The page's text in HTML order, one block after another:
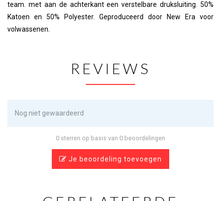
team. met aan de achterkant een verstelbare druksluiting. 50%
Katoen en 50% Polyester. Geproduceerd door New Era voor
volwassenen.
REVIEWS
Nog niet gewaardeerd
0 sterren op basis van 0 beoordelingen
Je beoordeling toevoegen